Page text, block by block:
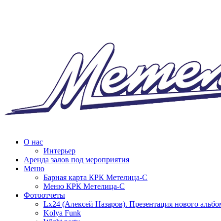
О нас
Интерьер
Аренда залов под мероприятия
Меню
Барная карта КРК Метелица-С
Меню КРК Метелица-С
Фотоотчеты
Lx24 (Алексей Назаров). Презентация нового
Kolya Funk